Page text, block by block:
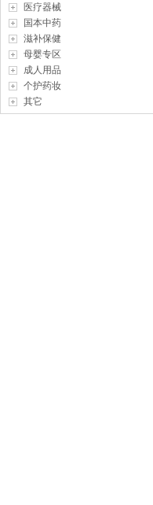
医疗器械
国本中药
滋补保健
母婴专区
成人用品
个护药妆
其它